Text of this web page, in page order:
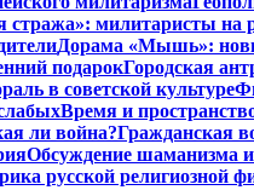
стража»: милитаристы на
Дорама «Мышь»:
подарокГородская
в советской культуре
Время и
ли война?Гражданская
Обсуждение шаманизма
русской религиозной